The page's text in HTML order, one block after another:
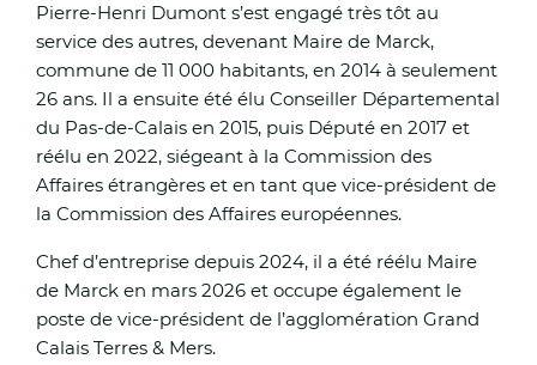
Pierre-Henri Dumont s’est engagé très tôt au
service des autres, devenant Maire de Marck,
commune de 11 000 habitants, en 2014 à seulement
26 ans. Il a ensuite été élu Conseiller Départemental
du Pas-de-Calais en 2015, puis Député en 2017 et
réélu en 2022, siégeant à la Commission des
Affaires étrangères et en tant que vice-président de
la Commission des Affaires européennes.
Chef d’entreprise depuis 2024, il a été réélu Maire
de Marck en mars 2026 et occupe également le
poste de vice-président de l’agglomération Grand
Calais Terres & Mers.